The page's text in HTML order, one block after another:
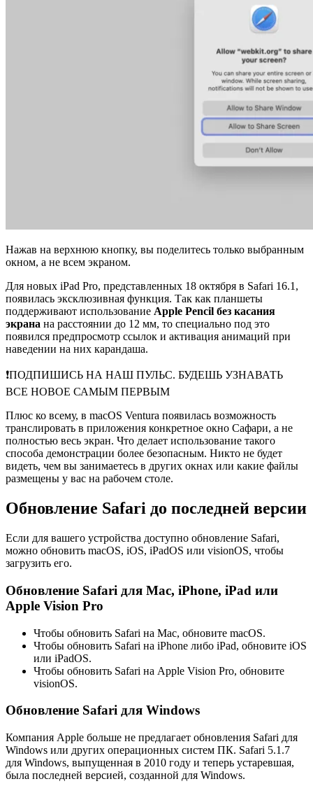
Нажав на верхнюю кнопку, вы поделитесь только выбранным
окном, а не всем экраном.
Для новых iPad Pro, представленных 18 октября в Safari 16.1,
появилась эксклюзивная функция. Так как планшеты
поддерживают использование Apple Pencil без касания
экрана на расстоянии до 12 мм, то специально под это
появился предпросмотр ссылок и активация анимаций при
наведении на них карандаша.
❗️ПОДПИШИСЬ НА НАШ ПУЛЬС. БУДЕШЬ УЗНАВАТЬ
ВСЕ НОВОЕ САМЫМ ПЕРВЫМ
Плюс ко всему, в macOS Ventura появилась возможность
транслировать в приложения конкретное окно Сафари, а не
полностью весь экран. Что делает использование такого
способа демонстрации более безопасным. Никто не будет
видеть, чем вы занимаетесь в других окнах или какие файлы
размещены у вас на рабочем столе.
Обновление Safari до последней версии
Если для вашего устройства доступно обновление Safari,
можно обновить macOS, iOS, iPadOS или visionOS, чтобы
загрузить его.
Обновление Safari для Mac, iPhone, iPad или
Apple Vision Pro
Чтобы обновить Safari на Mac, обновите macOS.
Чтобы обновить Safari на iPhone либо iPad, обновите iOS
или iPadOS.
Чтобы обновить Safari на Apple Vision Pro, обновите
visionOS.
Обновление Safari для Windows
Компания Apple больше не предлагает обновления Safari для
Windows или других операционных систем ПК. Safari 5.1.7
для Windows, выпущенная в 2010 году и теперь устаревшая,
была последней версией, созданной для Windows.